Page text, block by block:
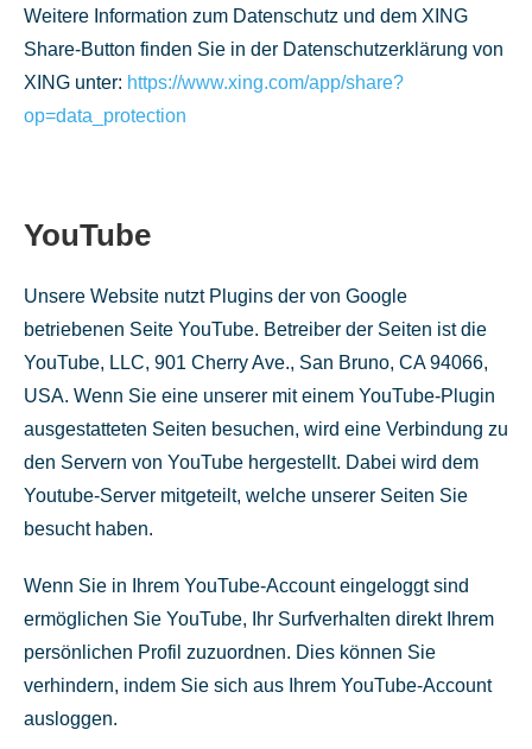
Weitere Information zum Datenschutz und dem XING
Share-Button finden Sie in der Datenschutzerklärung von
XING unter: https://www.xing.com/app/share?
op=data_protection
YouTube
Unsere Website nutzt Plugins der von Google
betriebenen Seite YouTube. Betreiber der Seiten ist die
YouTube, LLC, 901 Cherry Ave., San Bruno, CA 94066,
USA. Wenn Sie eine unserer mit einem YouTube-Plugin
ausgestatteten Seiten besuchen, wird eine Verbindung zu
den Servern von YouTube hergestellt. Dabei wird dem
Youtube-Server mitgeteilt, welche unserer Seiten Sie
besucht haben.
Wenn Sie in Ihrem YouTube-Account eingeloggt sind
ermöglichen Sie YouTube, Ihr Surfverhalten direkt Ihrem
persönlichen Profil zuzuordnen. Dies können Sie
verhindern, indem Sie sich aus Ihrem YouTube-Account
ausloggen.